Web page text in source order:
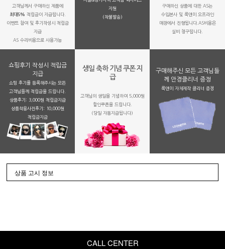
고객님께서 구매하신 제품에
최대5% 적립금이 지급됩니다.
이벤트 참여 및 후기작성시 적립금
지급
AS 수리비용으로 사용가능
지원
(착불발송)
구매하신 상품에 대한 AS는
수입본사 및 룩앤미 오프라인
매장에서 진행됩니다.AS비용은
실비 청구됩니다.
쇼핑후기 작성시 적립금
지급
쇼핑 후기를 등록해주시는 모든
고객님들께 적립금을 드립니다.
상품후기: 3,000원 적립금지급
상품착용사진후기: 10,000원
적립금지금
생일 축하 기념 쿠폰 지
급
고객님의 생일을 기념하여 5,000원
할인쿠폰을 드립니다.
(당일 자동지급됩니다)
구매해주신 모든 고객님들
께 안경클리너 증정
룩앤미 자체제작 클리너 증정
상품 고시 정보
CALL CENTER